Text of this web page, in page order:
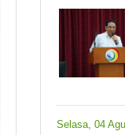
Selasa, 04